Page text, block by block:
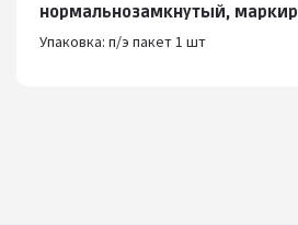
нормальнозамкнутый,
Упаковка: п/э пакет 1 шт